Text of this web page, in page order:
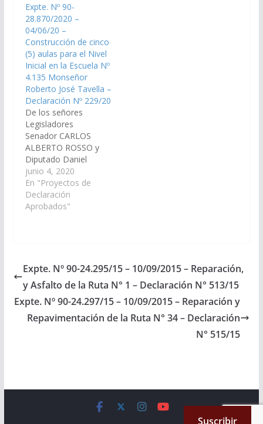
proyecto de ley de
presupuesto 2015 la
obra de construcción
de 2 (dos) aulas para la
Escuela N° 4575
ubicada en el Paraje
Cortaderas
correspondiente…
Expte. Nº 90-
28.870/2020 –
04/06/20 –
Construcción de cinco
(5) aulas para el Nivel
Inicial en la Escuela Nº
4.135 Monseñor
Roberto José Tavella –
Declaración Nº 229/20
De los señores
Legisladores
Senador CARLOS
ALBERTO ROSSO y
Diputado Daniel
Segura, viendo con
agrado que el Poder
Ejecutivo Provincial,
arbitre los medios
Inicial en la Escuela Nº
4.135 Monseñor
Roberto José Tavella
de la Ciudad de…
junio 4, 2020
En "Proyectos de
Declaración
Aprobados"
Expte. Nº 90-24.295/15 – 10/09/2015 – Reparación,
y Asfalto de la Ruta N° 1 – Declaración N° 513/15
Expte. Nº 90-24.297/15 – 10/09/2015 – Reparación y
Repavimentación de la Ruta N° 34 – Declaración
N° 515/15
. All rights reserved.
Suscribir